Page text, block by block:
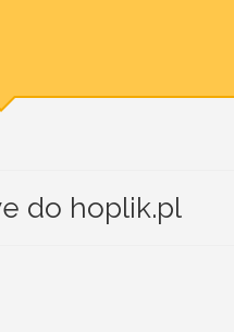
do hoplik.pl